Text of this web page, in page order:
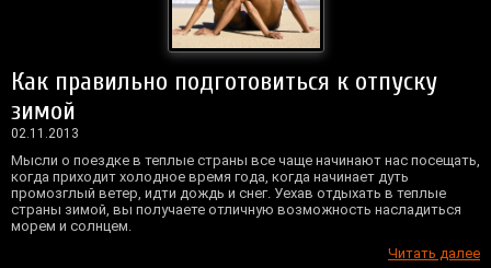
Как правильно подготовиться к отпуску
зимой
02.11.2013
Мысли о поездке в теплые страны все чаще начинают нас посещать,
когда приходит холодное время года, когда начинает дуть
промозглый ветер, идти дождь и снег. Уехав отдыхать в теплые
страны зимой, вы получаете отличную возможность насладиться
морем и солнцем.
Читать далее